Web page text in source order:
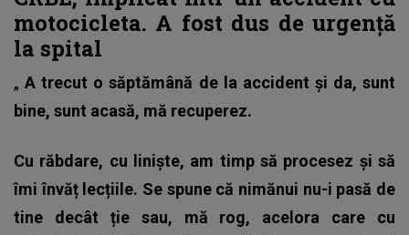
motocicleta. A fost dus de urgență
la spital
„A trecut o săptămână de la accident și da, sunt
bine, sunt acasă, mă recuperez.
Cu răbdare, cu liniște, am timp să procesez și să
îmi învăț lecțiile. Se spune că nimănui nu-i pasă de
tine decât ție sau, mă rog, acelora care cu